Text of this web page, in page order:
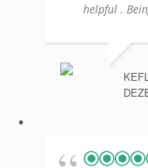
helpful .